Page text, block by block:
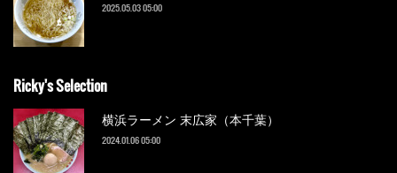
2025.05.03 05:00
Ricky's Selection
横浜ラーメン 末広家（本千葉）
2024.01.06 05:00